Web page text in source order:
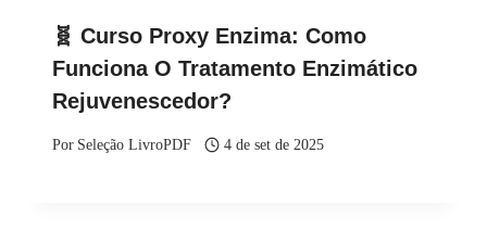
🧬 Curso Proxy Enzima: Como
Funciona O Tratamento Enzimático
Rejuvenescedor?
Por Seleção LivroPDF 4 de set de 2025